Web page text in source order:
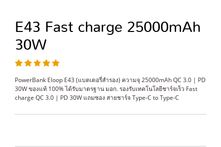
E43 Fast charge 25000mAh
30W
PowerBank Eloop E43 (แบตเตอรี่สำรอง) ความจุ 25000mAh QC 3.0 | PD
30W ของแท้ 100% ได้รับมาตรฐาน มอก. รองรับเทคโนโลยีชาร์จเร็ว Fast
charge QC 3.0 | PD 30W แถมซอง สายชาร์จ Type-C to Type-C